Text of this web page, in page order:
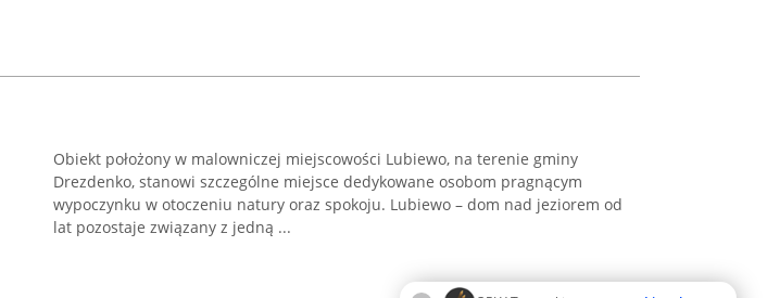
Obiekt położony w malowniczej miejscowości Lubiewo, na terenie gminy
Drezdenko, stanowi szczególne miejsce dedykowane osobom pragnącym
wypoczynku w otoczeniu natury oraz spokoju. Lubiewo – dom nad jeziorem od
lat pozostaje związany z jedną ...